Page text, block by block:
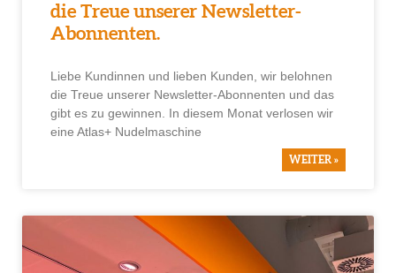
die Treue unserer Newsletter-
Abonnenten.
Liebe Kundinnen und lieben Kunden, wir belohnen
die Treue unserer Newsletter-Abonnenten und das
gibt es zu gewinnen. In diesem Monat verlosen wir
eine Atlas+ Nudelmaschine
WEITER »